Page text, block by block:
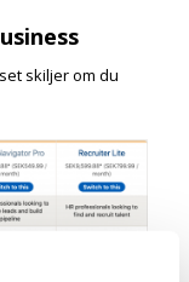
skiljer om du